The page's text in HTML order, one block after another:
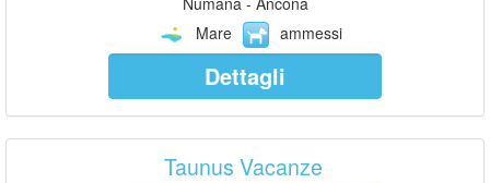
Mare
ammessi
Dettagli
Taunus Vacanze